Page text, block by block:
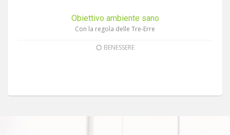
Obiettivo ambiente sano
Con la regola delle Tre-Erre
BENESSERE